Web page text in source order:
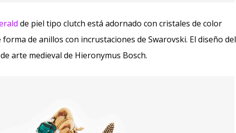
de piel tipo clutch está adornado con cristales de color
de anillos con incrustaciones de Swarovski. El diseño del
arte medieval de Hieronymus Bosch.